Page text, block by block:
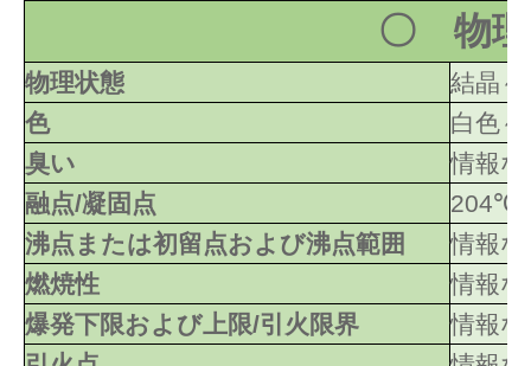
〇 物理
物理状態
結晶～
色
白色
臭い
情報
融点/凝固点
204℃
沸点または初留点および沸点範囲
情報
燃焼性
情報
爆発下限および上限/引火限界
情報